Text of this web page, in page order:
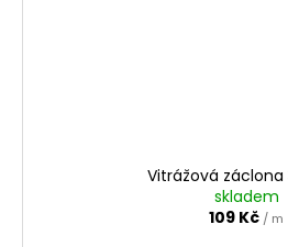
Vitrážová záclona
skladem
109 Kč / m